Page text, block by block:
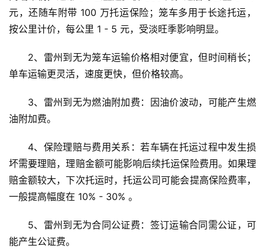
元，还随车附带 100 万托运保险；笼车多用于长途托运，
按公里计价，每公里 1 - 5 元，受淡旺季影响明显。
2、雷州到无为笼车运输价格相对便宜，但时间稍长；
单车运输更灵活，速度更快，但价格较高。
3、雷州到无为燃油附加费：因油价波动，可能产生燃
油附加费。
4、保险理赔与费用关系：若车辆在托运过程中发生损
坏需要理赔，理赔金额可能影响后续托运保险费用。如果理
赔金额较大，下次托运时，托运公司可能会提高保险费率，
一般提高幅度在 10% - 30% 。
5、雷州到无为合同公证费：签订运输合同需公证，可
能产生公证费。